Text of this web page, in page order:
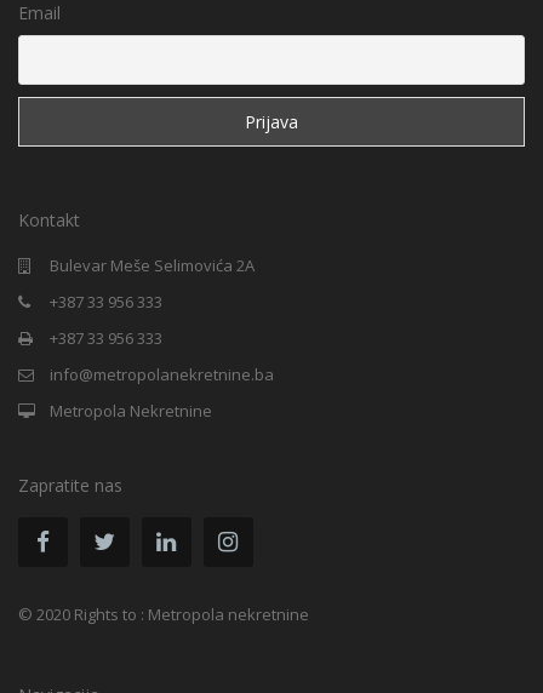
Email
Kontakt
Bulevar Meše Selimovića 2A
+387 33 956 333
+387 33 956 333
info@metropolanekretnine.ba
Metropola Nekretnine
Zapratite nas
© 2020 Rights to : Metropola nekretnine